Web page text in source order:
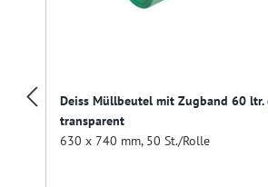
Deiss Müllbeutel mit Zugband 60 ltr.
transparent
630 x 740 mm, 50 St./Rolle